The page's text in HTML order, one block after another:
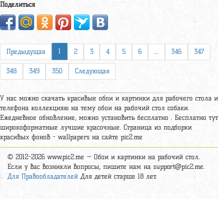
Поделиться
Предыдущая 1 2 3 4 5 6 ... 346 347
348 349 350 Следующая
У нас можно скачать красивые обои и картинки для рабочего стола и
телефона коллекцияю на тему обои на рабочий стол собаки.
Ежедневное обновление, можно установить бесплатно . Бесплатно тут
широкоформатные лучшие красочные. Страница из подборки
красивых фонов - wallpapers на сайте pic2.me
© 2012-2026 www.pic2.me — Обои и картинки на рабочий стол.
Если у вас возникли вопросы, пишите нам на support@pic2.me.
Для Правообладателей Для детей старше 18 лет.